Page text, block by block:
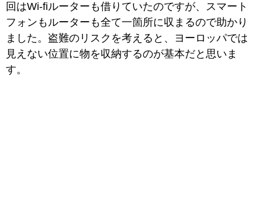
回はWi-fiルーターも借りていたのですが、スマート
フォンもルーターも全て一箇所に収まるので助かり
ました。盗難のリスクを考えると、ヨーロッパでは
見えない位置に物を収納するのが基本だと思いま
す。